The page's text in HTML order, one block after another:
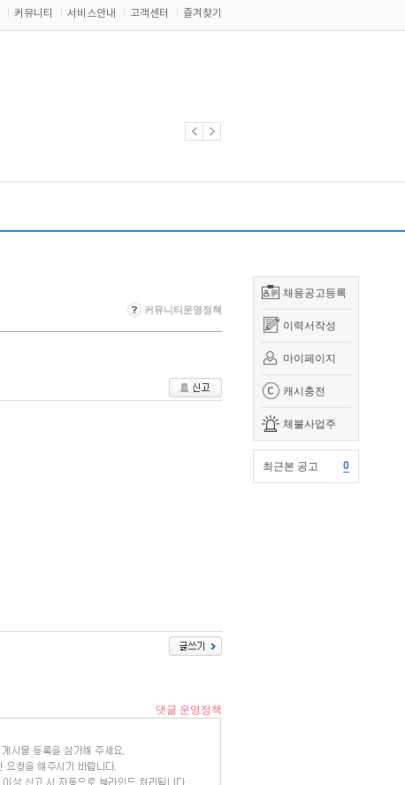
커뮤니티 서비스안내 고객센터 즐겨찾기
채용공고등록
이력서작성
마이페이지
캐시충전
체불사업주
최근본 공고 0
커뮤니티운영정책